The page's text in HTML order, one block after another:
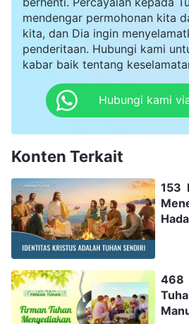
mendengar permohonan kita
kita, dan Dia ingin
penderitaan. Hubungi kami
kabar baik tentang
Hubungi kami
Konten Terkait
153
468